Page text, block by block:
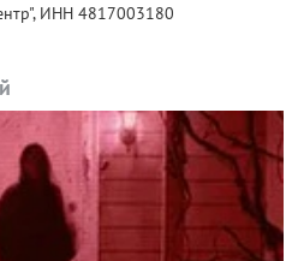
ИНН 4817003180